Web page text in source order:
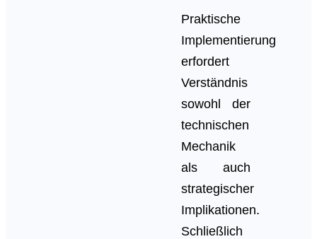
Praktische
Implementierung
erfordert
Verständnis
sowohl der
technischen
Mechanik
als auch
strategischer
Implikationen.
Schließlich